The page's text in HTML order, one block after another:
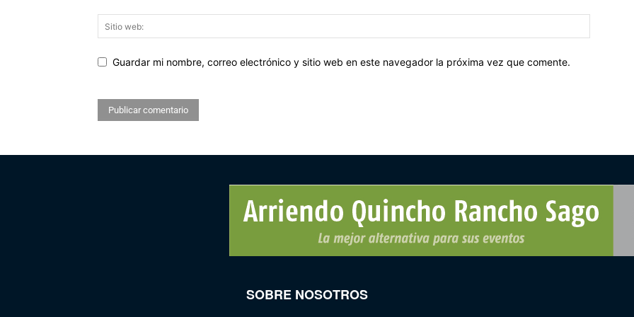
Guardar mi nombre, correo electrónico y sitio web en este navegador la próxima vez que comente.
SOBRE NOSOTROS